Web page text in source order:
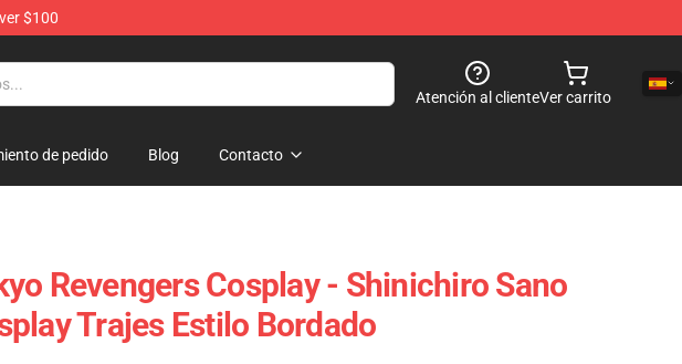
$100
Atención al clienteVer carrito
de pedido Blog Contacto
Revengers Cosplay - Shinichiro Sano
Trajes Estilo Bordado